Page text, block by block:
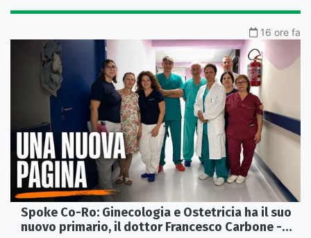
16 ore fa
Spoke Co-Ro: Ginecologia e Ostetricia ha il suo
nuovo primario, il dottor Francesco Carbone -